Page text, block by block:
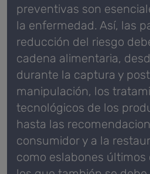
preventivas son
la enfermedad. Así, las
reducción del riesgo
cadena alimentaria,
durante la captura y
manipulación, los
tecnológicos de los
hasta las
consumidor y a la
como eslabones últimos